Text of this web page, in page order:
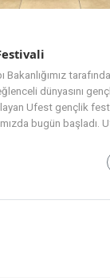
Bakanlığımız
dünyasını
Ufest gençlik
bugün başladı.